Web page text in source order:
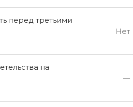
перед третьими
Нет
на
—